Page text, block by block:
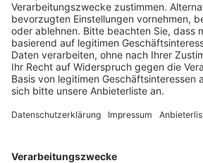
Anzeige
Der Besitzer der Wiese hatte
Versammlungsfreiheit stehen
Versammlungen ohne Waffen sind